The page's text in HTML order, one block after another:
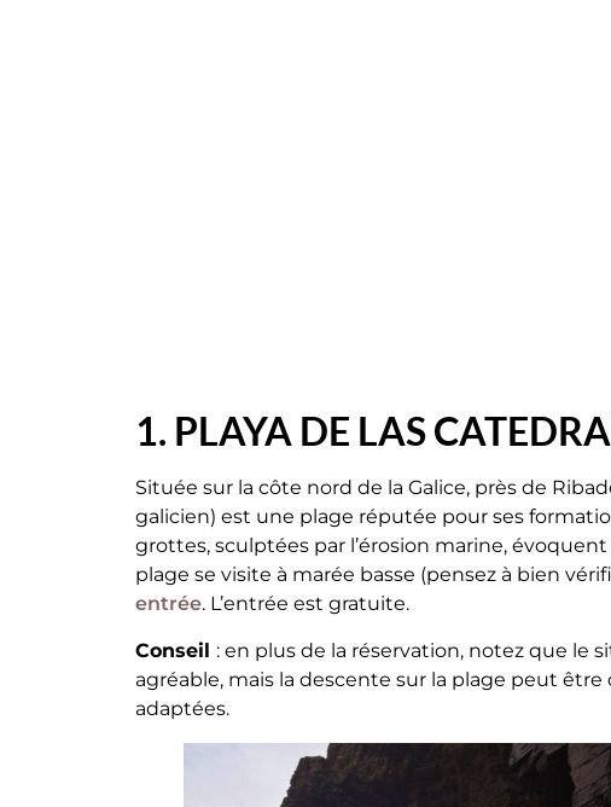
1. PLAYA DE LAS
Située sur la côte nord de la Galice, près de
galicien) est une plage réputée pour ses
grottes, sculptées par l’érosion marine,
plage se visite à marée basse (pensez à bien
entrée. L’entrée est gratuite.
Conseil : en plus de la réservation, notez que
agréable, mais la descente sur la plage peut
adaptées.